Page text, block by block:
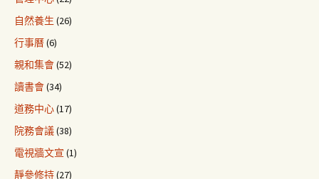
自然養生 (26)
行事曆(6)
親和集會(52)
讀書會(34)
道務中心(17)
院務會議(38)
電視牆文宣 (1)
靜參修持(27)